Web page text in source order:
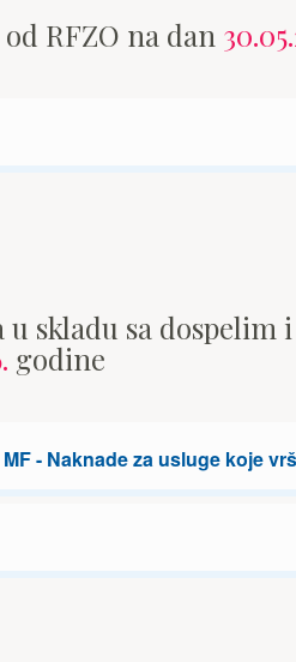
RFZO na dan
u skladu sa
godine
- Naknade za usluge koje